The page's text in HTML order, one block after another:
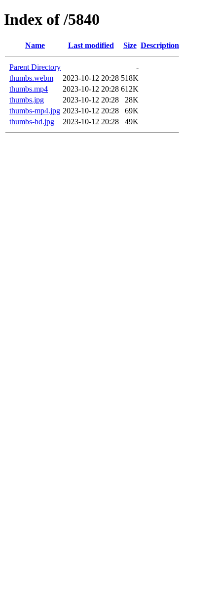
Index of /5840
Name Last modified Size Description
Parent Directory
-
thumbs.webm
2023-10-12 20:28 518K
thumbs.mp4
2023-10-12 20:28 612K
thumbs.jpg
2023-10-12 20:28
28K
thumbs-mp4.jpg 2023-10-12 20:28
69K
thumbs-hd.jpg
2023-10-12 20:28 49K